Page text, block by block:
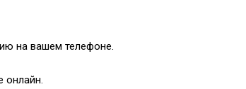
на вашем телефоне.
онлайн.